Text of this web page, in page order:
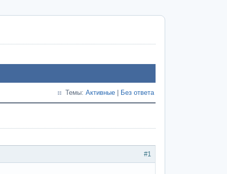
Темы: Активные Без ответа
#1